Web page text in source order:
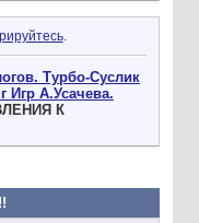
.
Турбо-Суслик
Игр А.Усачева.
К